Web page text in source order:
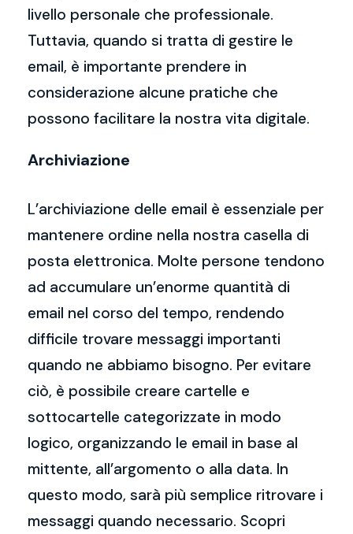
livello personale che professionale.
Tuttavia, quando si tratta di gestire le
email, è importante prendere in
considerazione alcune pratiche che
possono facilitare la nostra vita digitale.
Archiviazione
L’archiviazione delle email è essenziale per
mantenere ordine nella nostra casella di
posta elettronica. Molte persone tendono
ad accumulare un’enorme quantità di
email nel corso del tempo, rendendo
difficile trovare messaggi importanti
quando ne abbiamo bisogno. Per evitare
ciò, è possibile creare cartelle e
sottocartelle categorizzate in modo
logico, organizzando le email in base al
mittente, all’argomento o alla data. In
questo modo, sarà più semplice ritrovare i
messaggi quando necessario. Scopri